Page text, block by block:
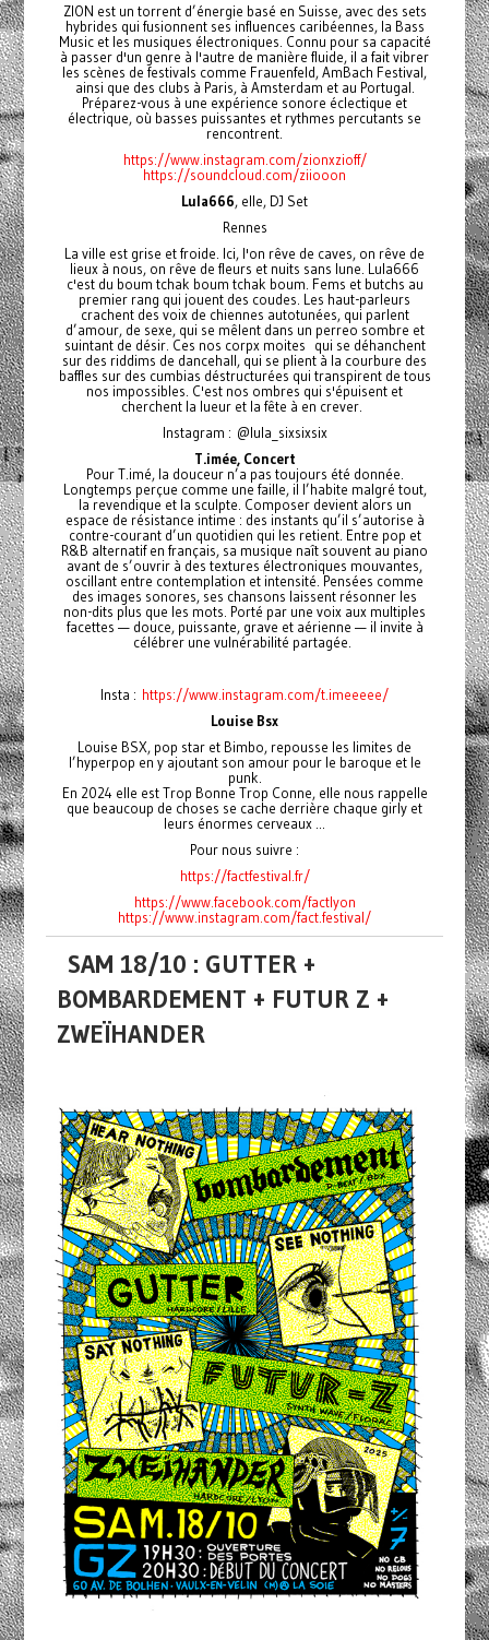
ZION est un torrent d’énergie basé en Suisse, avec des sets
hybrides qui fusionnent ses influences caribéennes, la Bass
Music et les musiques électroniques. Connu pour sa capacité
à passer d'un genre à l'autre de manière fluide, il a fait vibrer
les scènes de festivals comme Frauenfeld, AmBach Festival,
ainsi que des clubs à Paris, à Amsterdam et au Portugal.
Préparez-vous à une expérience sonore éclectique et
électrique, où basses puissantes et rythmes percutants se
rencontrent.
https://www.instagram.com/zionxzioff/
https://soundcloud.com/ziiooon
Lula666, elle, DJ Set
Rennes
La ville est grise et froide. Ici, l'on rêve de caves, on rêve de
lieux à nous, on rêve de fleurs et nuits sans lune. Lula666
c'est du boum tchak boum tchak boum. Fems et butchs au
premier rang qui jouent des coudes. Les haut-parleurs
crachent des voix de chiennes autotunées, qui parlent
d’amour, de sexe, qui se mêlent dans un perreo sombre et
suintant de désir. Ces nos corpx moites qui se déhanchent
sur des riddims de dancehall, qui se plient à la courbure des
baffles sur des cumbias déstructurées qui transpirent de tous
nos impossibles. C'est nos ombres qui s'épuisent et
cherchent la lueur et la fête à en crever.
Instagram : @lula_sixsixsix
T.imée, Concert
Pour T.imé, la douceur n’a pas toujours été donnée.
Longtemps perçue comme une faille, il l’habite malgré tout,
la revendique et la sculpte. Composer devient alors un
espace de résistance intime : des instants qu’il s’autorise à
contre-courant d’un quotidien qui les retient. Entre pop et
R&B alternatif en français, sa musique naît souvent au piano
avant de s’ouvrir à des textures électroniques mouvantes,
oscillant entre contemplation et intensité. Pensées comme
des images sonores, ses chansons laissent résonner les
non-dits plus que les mots. Porté par une voix aux multiples
facettes — douce, puissante, grave et aérienne — il invite à
célébrer une vulnérabilité partagée.
Insta : https://www.instagram.com/t.imeeeee/
Louise Bsx
Louise BSX, pop star et Bimbo, repousse les limites de
l’hyperpop en y ajoutant son amour pour le baroque et le
punk.
En 2024 elle est Trop Bonne Trop Conne, elle nous rappelle
que beaucoup de choses se cache derrière chaque girly et
leurs énormes cerveaux ...
Pour nous suivre :
https://factfestival.fr/
https://www.facebook.com/factlyon
https://www.instagram.com/fact.festival/
SAM 18/10 : GUTTER +
BOMBARDEMENT + FUTUR Z +
ZWEÏHANDER